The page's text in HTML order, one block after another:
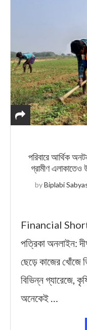
পরিবারে আর্থিক
গ্রামীণ এলাকাতেও
byBiplabi
Financial
পত্রিকা অনলাইন:
ছেড়ে কাজের খোঁজে
বিভিন্ন গ্যারেজে,
অনেকেই …